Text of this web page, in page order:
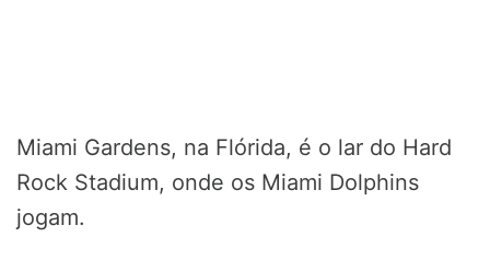
Miami Gardens, na Flórida, é o lar do Hard
Rock Stadium, onde os Miami Dolphins
jogam.